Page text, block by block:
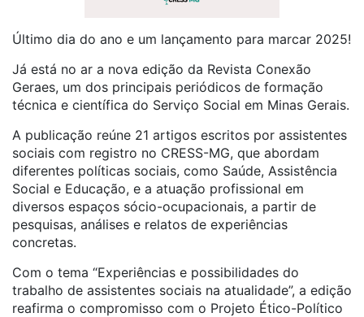
Último dia do ano e um lançamento para marcar 2025!
Já está no ar a nova edição da Revista Conexão
Geraes, um dos principais periódicos de formação
técnica e científica do Serviço Social em Minas Gerais.
A publicação reúne 21 artigos escritos por assistentes
sociais com registro no CRESS-MG, que abordam
diferentes políticas sociais, como Saúde, Assistência
Social e Educação, e a atuação profissional em
diversos espaços sócio-ocupacionais, a partir de
pesquisas, análises e relatos de experiências
concretas.
Com o tema “Experiências e possibilidades do
trabalho de assistentes sociais na atualidade”, a edição
reafirma o compromisso com o Projeto Ético-Político